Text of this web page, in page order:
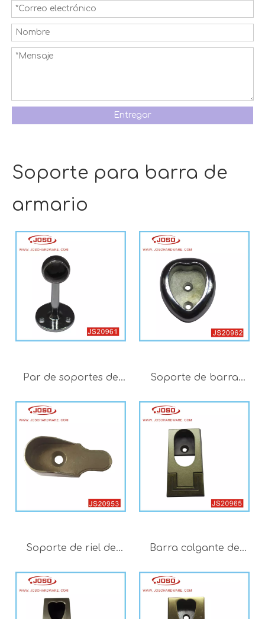
Entregar
Soporte para barra de
armario
Par de soportes de
cromados de 24 mm
para dormitorio
Soporte de barra
en forma de corazón
para dormitorio
Soporte de riel de
de montaje de
muebles de alta
calidad
Barra colgante de
en níquel mate color
champán para
armario